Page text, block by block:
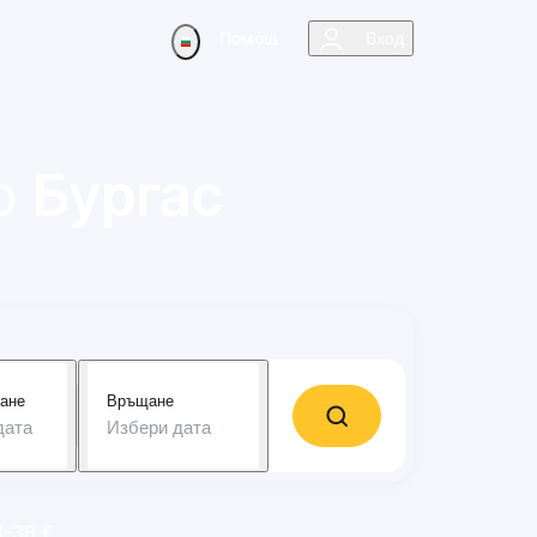
Връщане
Избери дата